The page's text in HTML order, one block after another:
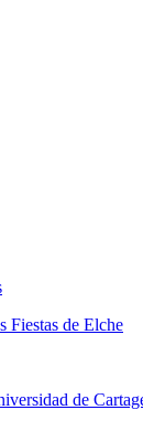
Fiestas de Elche
de